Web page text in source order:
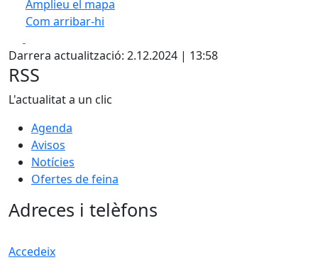
Amplieu el mapa
Com arribar-hi
+
−
Darrera actualització: 2.12.2024 | 13:58
RSS
L'actualitat a un clic
Agenda
Avisos
Notícies
Ofertes de feina
Adreces i telèfons
Accedeix